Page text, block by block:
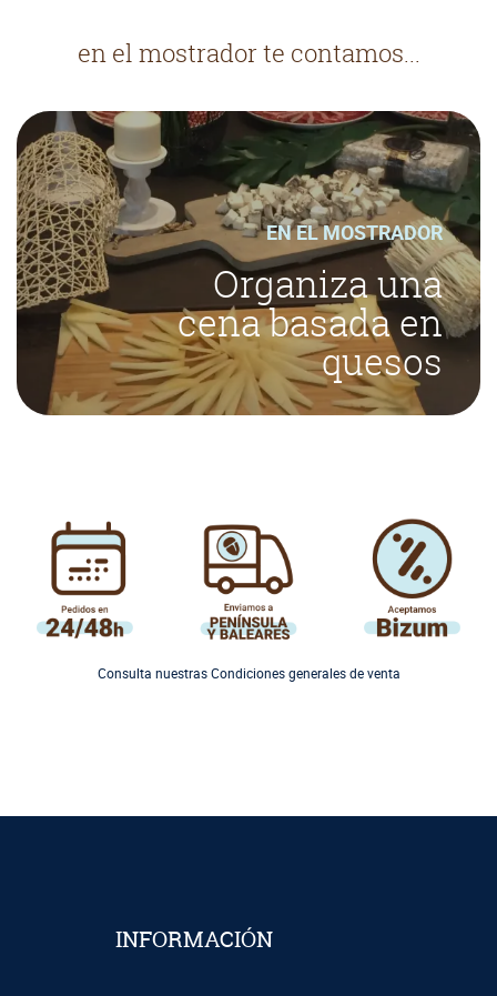
en el mostrador te contamos...
EN EL MOSTRADOR
Organiza una
cena basada en
quesos
Consulta nuestras Condiciones generales de venta
INFORMACIÓN